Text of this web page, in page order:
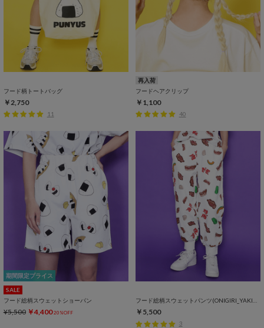
フード柄トートバッグ
￥2,750
11
再入荷
フードヘアクリップ
￥1,100
40
期間限定プライス
SALE
フード総柄スウェットショーパン
¥5,500 ￥4,400 20%OFF ￥5,500
3